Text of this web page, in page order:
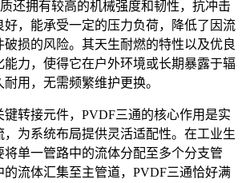
还拥有较高的机械强度和韧性，抗冲击
好，能承受一定的压力负荷，降低了因流
损的风险。其天生耐燃的特性以及优良
能力，使得它在户外环境或长期暴露于辐
用，无需频繁维护更换。
转接元件，PVDF三通的核心作用是实
为系统布局提供灵活适配性。在工业生
将单一管路中的流体分配至多个分支管
的流体汇集至主管道，PVDF三通恰好满